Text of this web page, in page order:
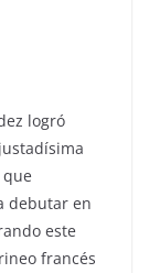
logró
debutar en
este
francés